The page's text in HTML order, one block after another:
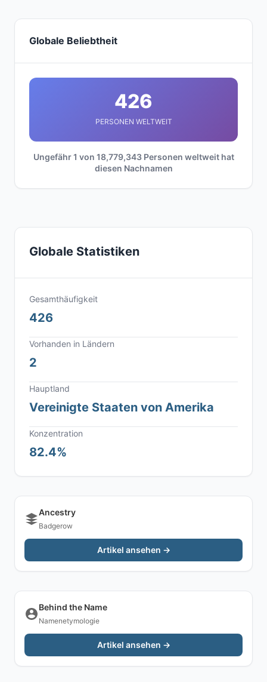
Globale Beliebtheit
426
PERSONEN WELTWEIT
Ungefähr 1 von 18,779,343 Personen weltweit hat
diesen Nachnamen
Globale Statistiken
Gesamthäufigkeit
426
Vorhanden in Ländern
2
Hauptland
Vereinigte Staaten von Amerika
Konzentration
82.4%
Ancestry
Badgerow
Artikel ansehen →
Behind the Name
Namenetymologie
Artikel ansehen →